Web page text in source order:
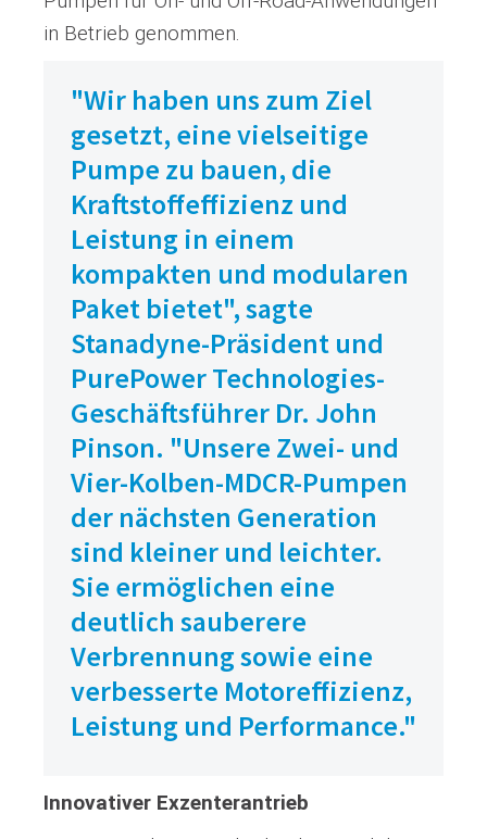
in Betrieb genommen.
"Wir haben uns zum Ziel
gesetzt, eine vielseitige
Pumpe zu bauen, die
Kraftstoffeffizienz und
Leistung in einem
kompakten und modularen
Paket bietet", sagte
Stanadyne-Präsident und
PurePower Technologies-
Geschäftsführer Dr. John
Pinson. "Unsere Zwei- und
Vier-Kolben-MDCR-Pumpen
der nächsten Generation
sind kleiner und leichter.
Sie ermöglichen eine
deutlich sauberere
Verbrennung sowie eine
verbesserte Motoreffizienz,
Leistung und Performance."
Innovativer Exzenterantrieb